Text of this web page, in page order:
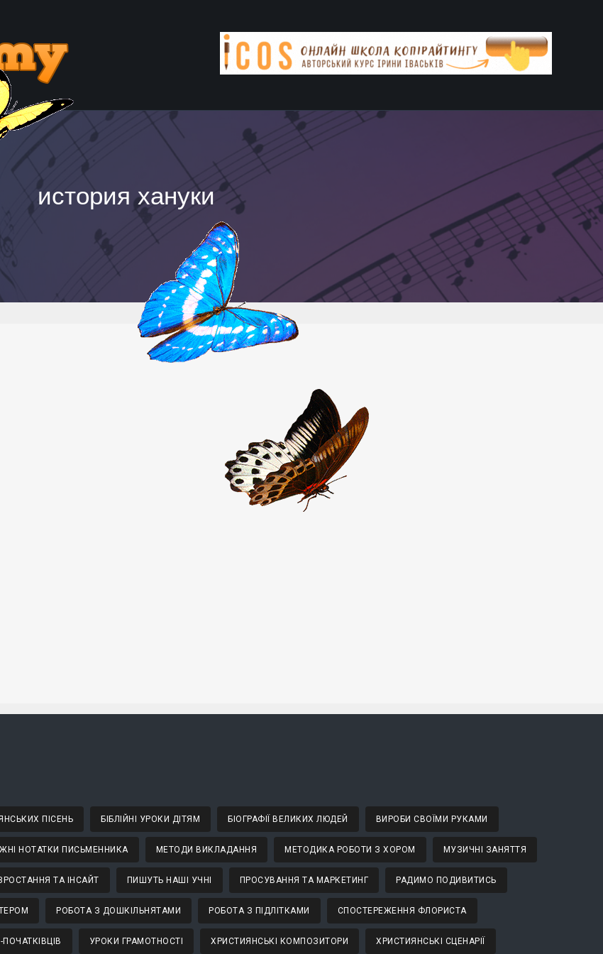
история хануки
ПІСЕНЬ БІБЛІЙНІ УРОКИ ДІТЯМ БІОГРАФІЇ ВЕЛИКИХ ЛЮДЕЙ ВИРОБИ СВОЇМИ РУКАМИ
НОТАТКИ ПИСЬМЕННИКА МЕТОДИ ВИКЛАДАННЯ МЕТОДИКА РОБОТИ З ХОРОМ МУЗИЧНІ ЗАНЯТТЯ
ТА ІНСАЙТ ПИШУТЬ НАШІ УЧНІ ПРОСУВАННЯ ТА МАРКЕТИНГ РАДИМО ПОДИВИТИСЬ
РОБОТА З ДОШКІЛЬНЯТАМИ РОБОТА З ПІДЛІТКАМИ СПОСТЕРЕЖЕННЯ ФЛОРИСТА
УРОКИ ГРАМОТНОСТІ ХРИСТИЯНСЬКІ КОМПОЗИТОРИ ХРИСТИЯНСЬКІ СЦЕНАРІЇ